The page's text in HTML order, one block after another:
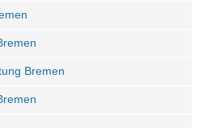
Bremen